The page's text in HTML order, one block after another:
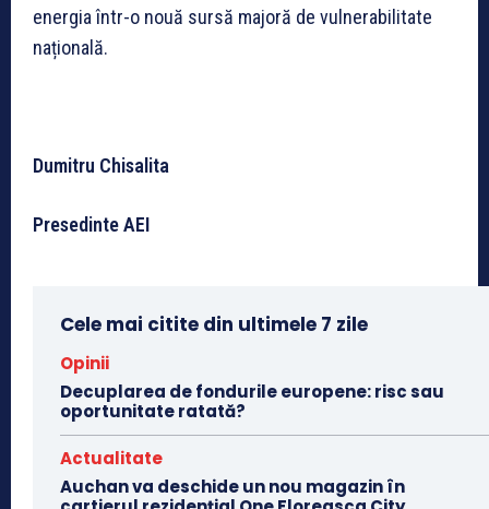
energia într-o nouă sursă majoră de vulnerabilitate
națională.
Dumitru Chisalita
Presedinte AEI
Cele mai citite din ultimele 7 zile
Opinii
Decuplarea de fondurile europene: risc sau
oportunitate ratată?
Actualitate
Auchan va deschide un nou magazin în